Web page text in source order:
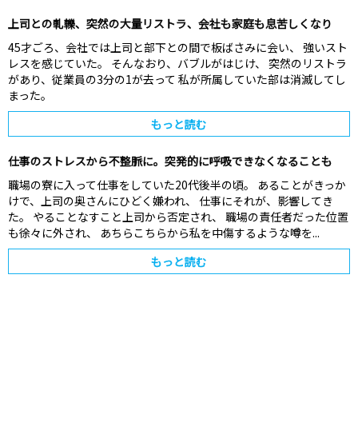
上司との軋轢、突然の大量リストラ、会社も家庭も息苦しくなり
45才ごろ、会社では上司と部下との間で板ばさみに会い、 強いスト
レスを感じていた。 そんなおり、バブルがはじけ、 突然のリストラ
があり、従業員の3分の1が去って 私が所属していた部は消滅してし
まった。
もっと読む
仕事のストレスから不整脈に。突発的に呼吸できなくなることも
職場の寮に入って仕事をしていた20代後半の頃。 あることがきっか
けで、上司の奥さんにひどく嫌われ、 仕事にそれが、影響してき
た。 やることなすこと上司から否定され、 職場の責任者だった位置
も徐々に外され、 あちらこちらから私を中傷するような噂を...
もっと読む